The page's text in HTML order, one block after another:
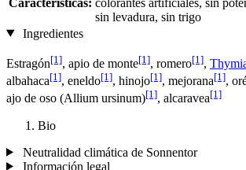
sin levadura, sin trigo
Ingredientes
Estragón[1], apio de monte[1], romero[1],
albahaca[1], eneldo[1], hinojo[1], mejorana[1],
ajo de oso (Allium ursinum)[1], alcaravea[1]
Bio
Neutralidad climática de Sonnentor
Información legal